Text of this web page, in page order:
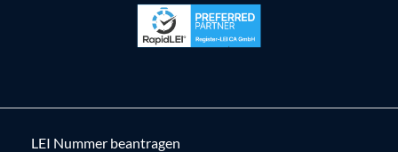
LEI Nummer beantragen